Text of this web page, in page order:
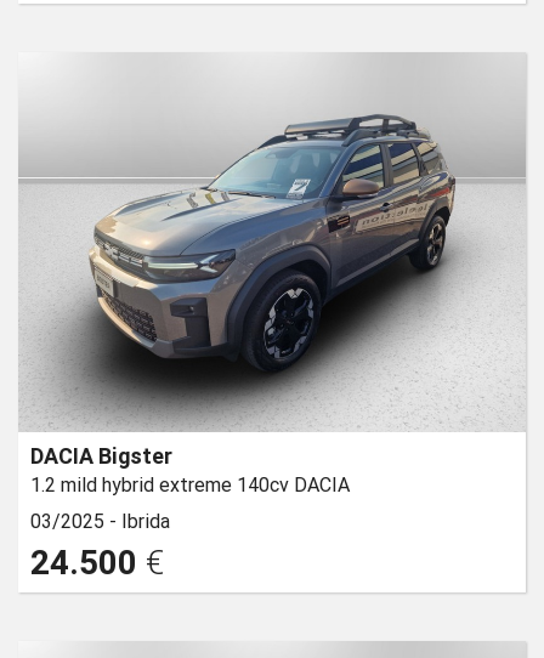
DACIA Bigster
1.2 mild hybrid extreme 140cv DACIA
03/2025 -
Ibrida
24.500 €